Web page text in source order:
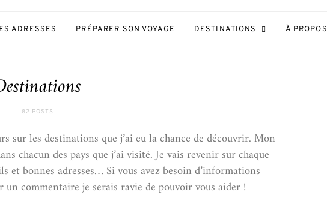
ADRESSES PRÉPARER SON VOYAGE DESTINATIONS À PROPOS
82 POSTS
sur les destinations que j’ai eu la chance de découvrir. Mon
chacun des pays que j’ai visité. Je vais revenir sur chaque
et bonnes adresses… Si vous avez besoin d’informations
un commentaire je serais ravie de pouvoir vous aider !